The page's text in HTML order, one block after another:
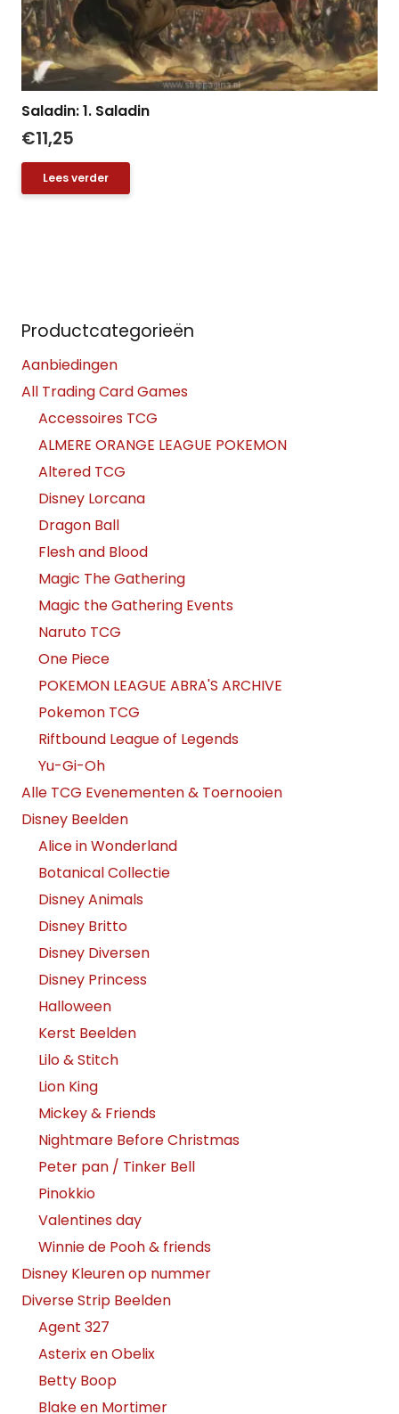
Saladin: 1. Saladin
€11,25
Lees verder
Productcategorieën
Aanbiedingen
All Trading Card Games
Accessoires TCG
ALMERE ORANGE LEAGUE POKEMON
Altered TCG
Disney Lorcana
Dragon Ball
Flesh and Blood
Magic The Gathering
Magic the Gathering Events
Naruto TCG
One Piece
POKEMON LEAGUE ABRA'S ARCHIVE
Pokemon TCG
Riftbound League of Legends
Yu-Gi-Oh
Alle TCG Evenementen & Toernooien
Disney Beelden
Alice in Wonderland
Botanical Collectie
Disney Animals
Disney Britto
Disney Diversen
Disney Princess
Halloween
Kerst Beelden
Lilo & Stitch
Lion King
Mickey & Friends
Nightmare Before Christmas
Peter pan / Tinker Bell
Pinokkio
Valentines day
Winnie de Pooh & friends
Disney Kleuren op nummer
Diverse Strip Beelden
Agent 327
Asterix en Obelix
Betty Boop
Blake en Mortimer